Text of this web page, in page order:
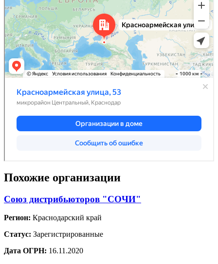
Похожие организации
Союз дистрибьюторов "СОЧИ"
Регион: Краснодарский край
Статус: Зарегистрированные
Дата ОГРН: 16.11.2020